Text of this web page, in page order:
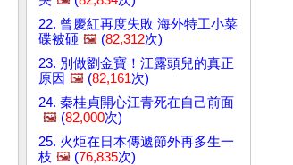
22. 曾慶紅再度失敗 海外特工小菜
碟被砸 🖼️ (82,312次)
23. 別做劉金寶！江露頭兒的真正
原因 🖼️ (82,161次)
24. 秦桂貞開心江青死在自己前面
🖼️ (82,000次)
25. 火炬在日本傳遞節外再多生一
枝 🖼️ (76,835次)